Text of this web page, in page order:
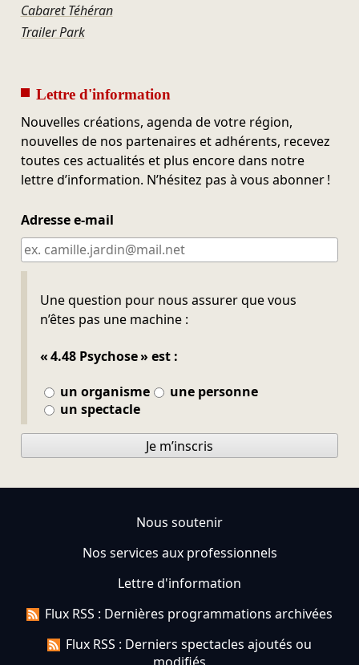
Cabaret Téhéran
Trailer Park
Lettre d'information
Nouvelles créations, agenda de votre région,
nouvelles de nos partenaires et adhérents, recevez
toutes ces actualités et plus encore dans notre
lettre d’information. N’hésitez pas à vous abonner !
Adresse e-mail
Une question pour nous assurer que vous
n’êtes pas une machine :
« 4.48 Psychose » est :
un organisme
une personne
un spectacle
Ne pas remplir
Je m’inscris
Nous soutenir
Nos services aux professionnels
Lettre d'information
Flux RSS : Dernières programmations archivées
Flux RSS : Derniers spectacles ajoutés ou